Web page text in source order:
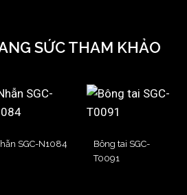
SỨC THAM KHẢO
SGC-N1084
Bông tai SGC-
T0091